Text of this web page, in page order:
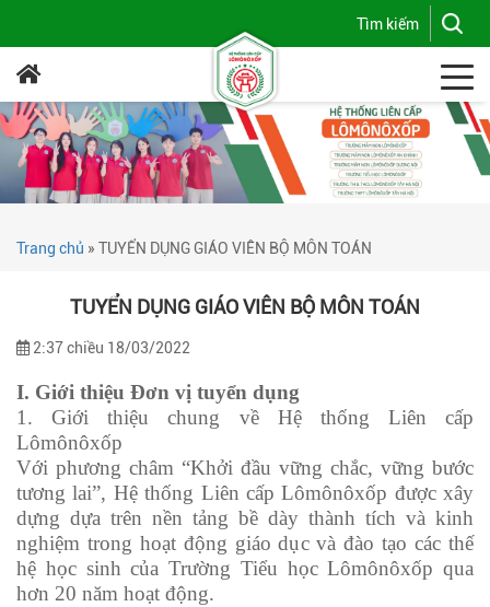
Trang chủ » TUYỂN DỤNG GIÁO VIÊN BỘ MÔN TOÁN
TUYỂN DỤNG GIÁO VIÊN BỘ MÔN TOÁN
2:37 chiều 18/03/2022
I. Giới thiệu Đơn vị tuyển dụng
1. Giới thiệu chung về Hệ thống Liên cấp
Lômônôxốp
Với phương châm “Khởi đầu vững chắc, vững bước
tương lai”, Hệ thống Liên cấp Lômônôxốp được xây
dựng dựa trên nền tảng bề dày thành tích và kinh
nghiệm trong hoạt động giáo dục và đào tạo các thế
hệ học sinh của Trường Tiểu học Lômônôxốp qua
hơn 20 năm hoạt động.